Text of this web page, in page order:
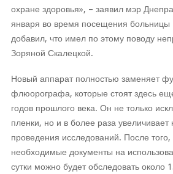
охране здоровья», – заявил мэр
января во время посещения
добавил, что имел по этому поводу
Зоряной Скалецкой.
Новый аппарат полностью заменяет
флюорографа, которые стоят здесь
годов прошлого века. Он не только
пленки, но и в более раза увеличивает
проведения исследований. После того,
необходимые документы на
сутки можно будет обследовать около